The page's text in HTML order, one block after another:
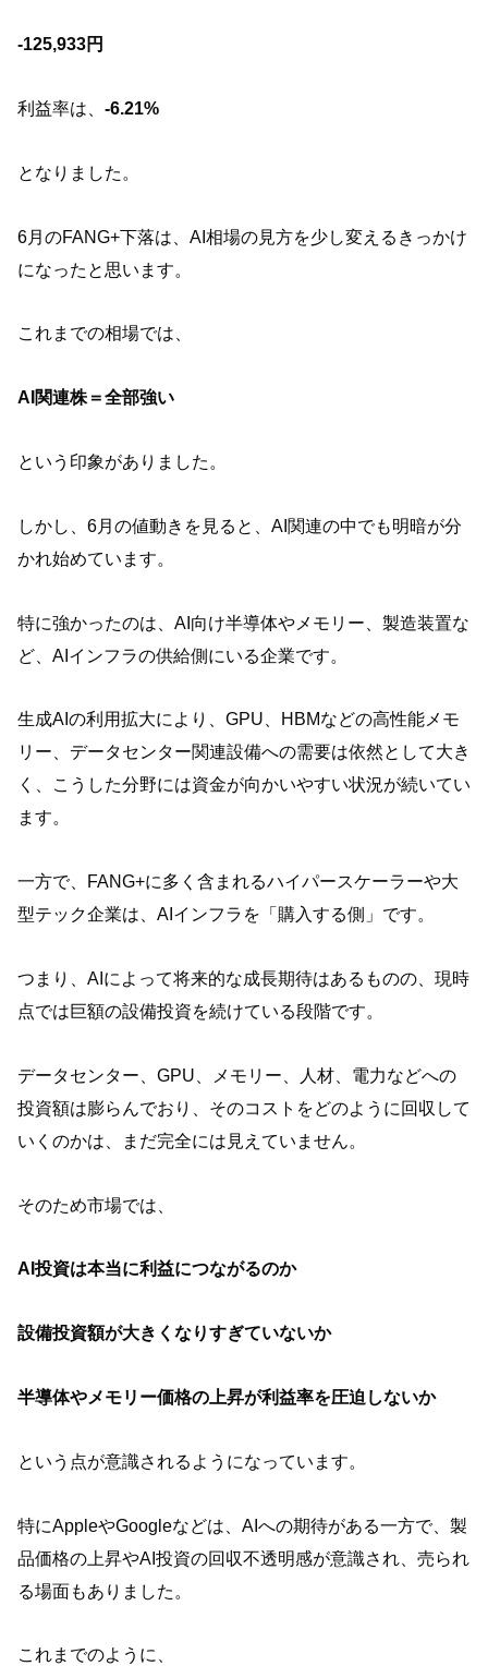
-125,933円
利益率は、 -6.21%
となりました。
6月のFANG+下落は、AI相場の見方を少し変えるきっかけ
になったと思います。
これまでの相場では、
AI関連株＝全部強い
という印象がありました。
しかし、6月の値動きを見ると、AI関連の中でも明暗が分
かれ始めています。
特に強かったのは、AI向け半導体やメモリー、製造装置な
ど、AIインフラの供給側にいる企業です。
生成AIの利用拡大により、GPU、HBMなどの高性能メモ
リー、データセンター関連設備への需要は依然として大き
く、こうした分野には資金が向かいやすい状況が続いてい
ます。
一方で、FANG+に多く含まれるハイパースケーラーや大
型テック企業は、AIインフラを「購入する側」です。
つまり、AIによって将来的な成長期待はあるものの、現時
点では巨額の設備投資を続けている段階です。
データセンター、GPU、メモリー、人材、電力などへの
投資額は膨らんでおり、そのコストをどのように回収して
いくのかは、まだ完全には見えていません。
そのため市場では、
AI投資は本当に利益につながるのか
設備投資額が大きくなりすぎていないか
半導体やメモリー価格の上昇が利益率を圧迫しないか
という点が意識されるようになっています。
特にAppleやGoogleなどは、AIへの期待がある一方で、製
品価格の上昇やAI投資の回収不透明感が意識され、売られ
る場面もありました。
これまでのように、